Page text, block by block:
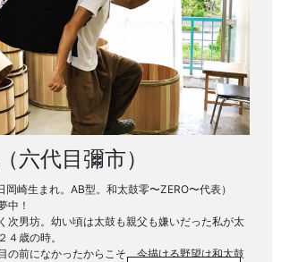
六代目彌市）
岡崎生まれ。AB型。和太鼓零〜ZERO〜代表）
中！
次男坊。幼い頃は太鼓も親父も嫌いだった私が太
４歳の時。
の前になかったからこそ、今描ける野望は和太鼓